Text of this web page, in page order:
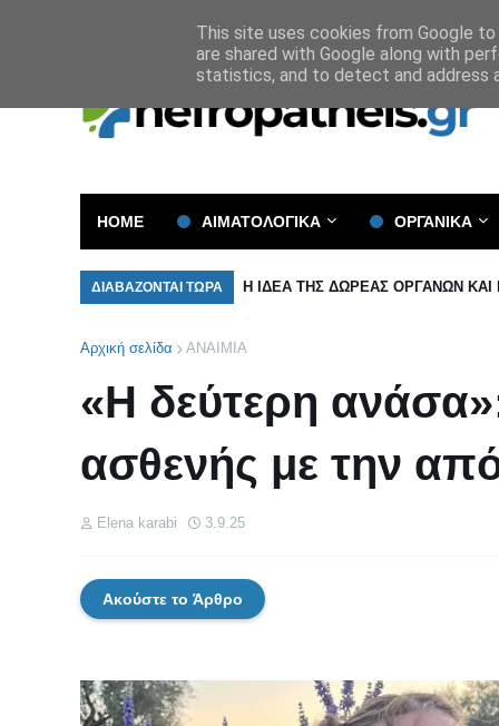
HOME ΑΙΜΑΤΟΛΟΓΙΚΑ ΟΡΓΑΝΙΚΑ
ΔΙΑΒΑΖΟΝΤΑΙ ΤΩΡΑ Η ΙΔΕΑ ΤΗΣ ΔΩΡΕΑΣ ΟΡΓΑΝΩΝ
Αρχική σελίδα ΑΝΑΙΜΙΑ
«Η δεύτερη
ασθενής με την
Elena karabi 3.9.25
Ακούστε το Άρθρο
This site uses cookies from Google
are shared with Google along with
statistics, and to detect and address